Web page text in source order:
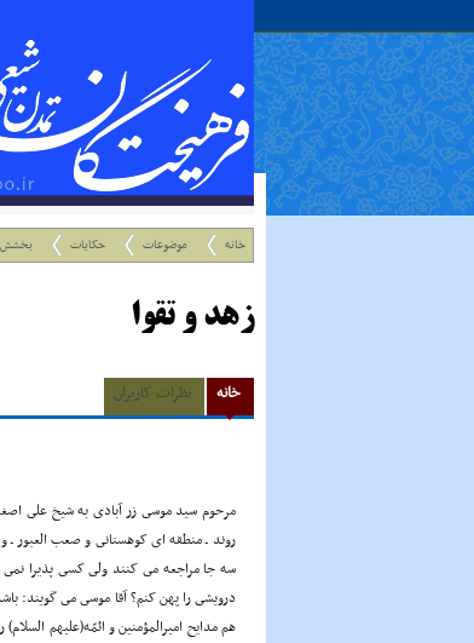
خانه موضوعات حکایات بخشش
زهد و تقوا
خانه نظرات کاربران
مرحوم سید موسى زر آبادى به شیخ على
روند ـ منطقه اى کوهستانى و صعب العبور ـ
سه جا مراجعه مى کنند ولى کسى پذیرا
درویشى را پهن کنم؟ آقا موسى مى گویند:
هم مدایح امیرالمؤمنین و ائمّه(علیهم